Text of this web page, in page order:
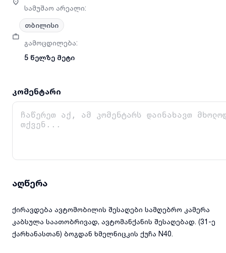
სამუშაო არეალი:
თბილისი
გამოცდილება:
5 წელზე მეტი
კომენტარი
აღწერა
ქირავდება ავტომობილის შესაღები სამღებრო კამერა
კაბსულა საათობრივად, ავტომანქანის შესაღებად. (31-ე
ქარხანასთან) ბოგდან ხმელნიცკის ქუჩა N40.